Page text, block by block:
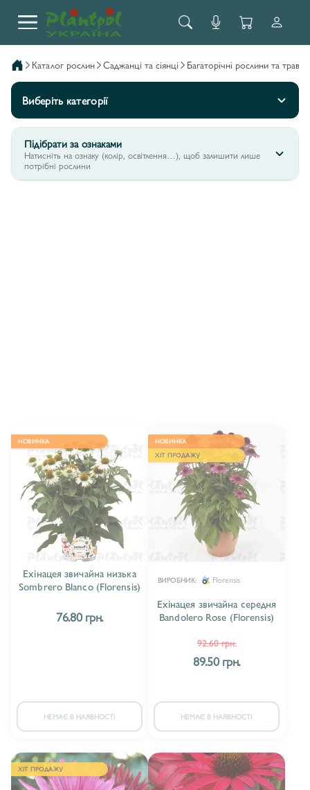
каталог рослин саджанці та сіянці багаторічні рослини та трави
Виберіть категорії
Підібрати за ознаками
Натисніть на ознаку (колір, освітлення…), щоб залишити лише
потрібні рослини
STANDART & MEDIUM 26
НОВИНКА
Ехінацея звичайна низька
Sombrero Blanco (Florensis)
76.80 грн.
НЕМАЄ В НАЯВНОСТІ
НОВИНКА
ХІТ ПРОДАЖУ
ВИРОБНИК: Florensis
Ехінацея звичайна середня
Bandolero Rose (Florensis)
92.60 грн.
89.50 грн.
НЕМАЄ В НАЯВНОСТІ
ХІТ ПРОДАЖУ